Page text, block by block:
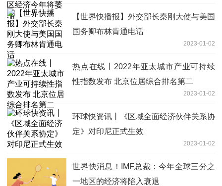
【世界快播报】外交部长秦刚大使与美国
国务卿布林肯通电话
2023-01-02
热点在线丨2022年亚太城市产业可持续
性指数发布 北京位居综合排名第二
2023-01-02
环球快资讯丨《区域全面经济伙伴关系协
定》对印尼正式生效
2023-01-02
世界快消息！IMF总裁：今年全球三分之
一地区的经济将陷入衰退